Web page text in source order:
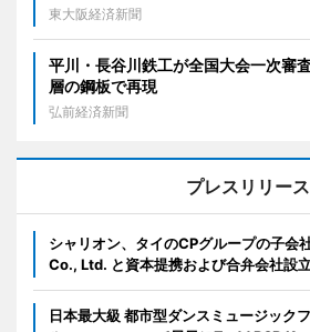
東大阪経済新聞
平川・長谷川鉄工が全国大会一次
層の鋼板で再現
弘前経済新聞
プレスリリース
シャリオン、タイのCPグループの子会
Co., Ltd. と資本提携および合弁会社設
日本最大級 都市型ダンスミュージック